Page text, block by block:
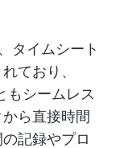
タイムシート
ており、
もシームレス
ら直接時間
記録やプロ